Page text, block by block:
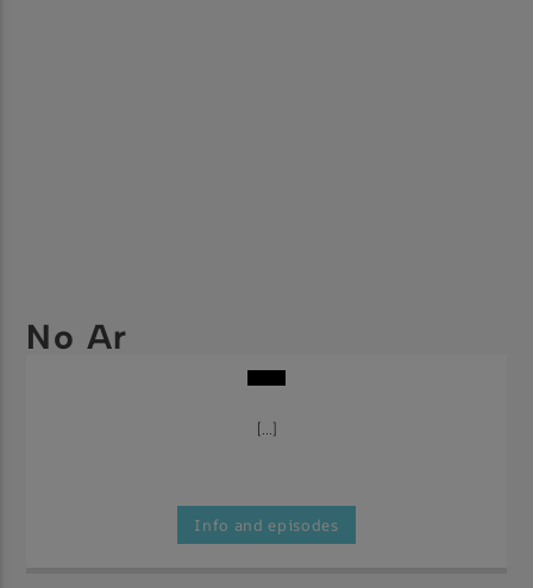
No Ar
[...]
Info and episodes